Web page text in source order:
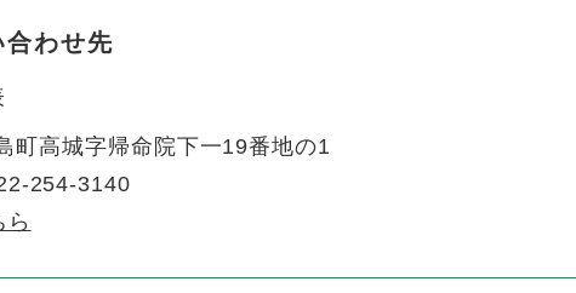
合わせ先
町高城字帰命院下一19番地の1
254-3140
ら